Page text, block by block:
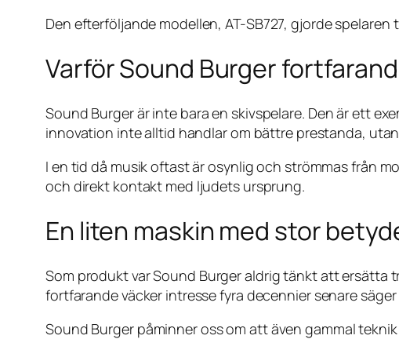
Den efterföljande modellen, AT-SB727, gjorde
Varför Sound Burger
Sound Burger är inte bara en skivspelare. Den är ett
innovation inte alltid handlar om bättre prestanda,
I en tid då musik oftast är osynlig och strömmas från
och direkt kontakt med ljudets ursprung.
En liten maskin med stor
Som produkt var Sound Burger aldrig tänkt att ersätta
fortfarande väcker intresse fyra decennier senare
Sound Burger påminner oss om att även gammal